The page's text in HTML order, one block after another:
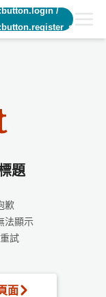
/
題
歉
法顯示
試
面